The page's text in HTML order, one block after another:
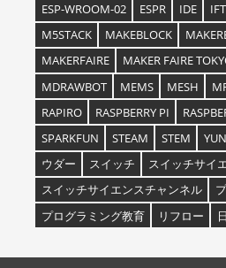
ESP-WROOM-02
ESPR IDE
M5STACK
MAKEBLOCK
MAKERFAIRE
MAKER FAIRE
MDRAWBOT
MEMS MESH
RAPIRO
RASPBERRY PI
SPARKFUN
STEAM STEM YUN
ウダー
スイッチ
スイッチサイ
スイッチサイエンスチャンネル
プログラミング教育
リフロー